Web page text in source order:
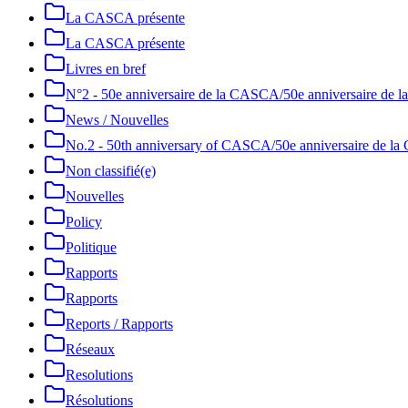
La CASCA présente
La CASCA présente
Livres en bref
N°2 - 50e anniversaire de la CASCA/50e anniversaire de
News / Nouvelles
No.2 - 50th anniversary of CASCA/50e anniversaire de la
Non classifié(e)
Nouvelles
Policy
Politique
Rapports
Rapports
Reports / Rapports
Réseaux
Resolutions
Résolutions